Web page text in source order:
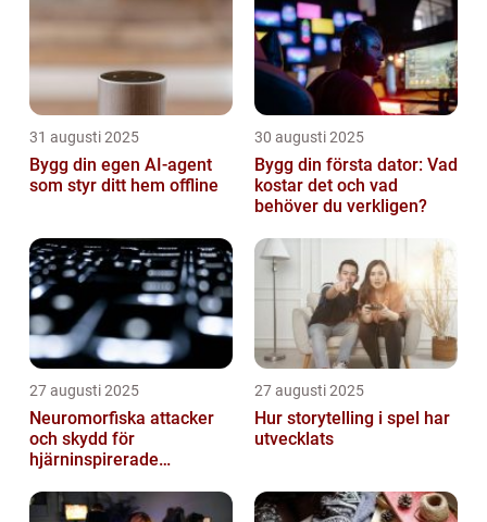
31 augusti 2025
Bygg din egen AI-agent
som styr ditt hem offline
30 augusti 2025
Bygg din första dator: Vad
kostar det och vad
behöver du verkligen?
27 augusti 2025
Neuromorfiska attacker
och skydd för
hjärninspirerade
27 augusti 2025
Hur storytelling i spel har
utvecklats